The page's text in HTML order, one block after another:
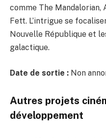
comme The Mandalorian,
Fett. L’intrigue se
Nouvelle République et
galactique.
Date de sortie : Non
Autres projets
développement